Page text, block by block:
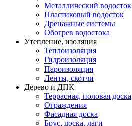
Металлический водосток
Пластиковый водосток
Дренажные системы
Обогрев водостока
Утепление, изоляция
Теплоизоляция
Гидроизоляция
Пароизоляция
Ленты, скотчи
Дерево и ДПК
Террасная, половая доска
Ограждения
Фасадная доска
Брус, доска, лаги